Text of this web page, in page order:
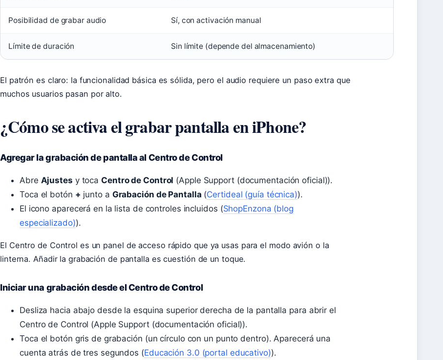
grabación
pantalla
en
iPhone
Posibilidad de grabar audio Sí, con activación manual
Límite de duración Sin límite (depende del almacenamiento)
El patrón es claro: la funcionalidad básica es sólida, pero el audio requiere un paso extra que
muchos usuarios pasan por alto.
¿Cómo se activa el grabar pantalla en iPhone?
Agregar la grabación de pantalla al Centro de Control
Abre Ajustes y tocaCentro de Control (Apple Support (documentación oficial)).
Toca el botón + junto a Grabación de Pantalla (Certideal (guía técnica)).
El icono aparecerá en la lista de controles incluidos (ShopEnzona (blog
especializado)).
El Centro de Control es un panel de acceso rápido que ya usas para el modo avión o la
linterna. Añadir la grabación de pantalla es cuestión de un toque.
Iniciar una grabación desde el Centro de Control
Desliza hacia abajo desde la esquina superior derecha de la pantalla para abrir el
Centro de Control (Apple Support (documentación oficial)).
Toca el botón gris de grabación (un círculo con un punto dentro). Aparecerá una
cuenta atrás de tres segundos (Educación 3.0 (portal educativo)).